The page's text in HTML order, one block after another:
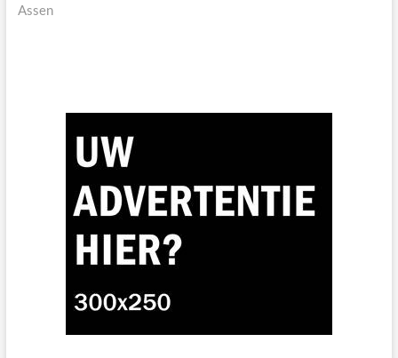
Assen